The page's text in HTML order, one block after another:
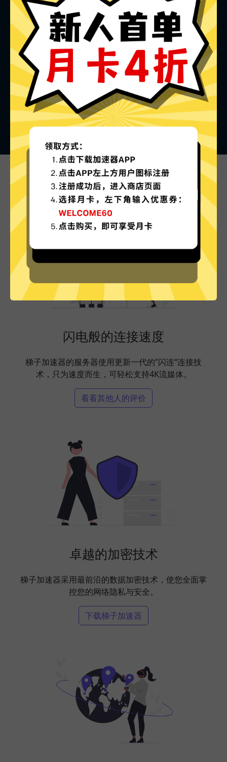
梯子加速器的特色
闪电般的连接速度
梯子加速器的服务器使用更新一代的”闪连“连接技
术，只为速度而生，可轻松支持4K流媒体。
看看其他人的评价
卓越的加密技术
梯子加速器采用最前沿的数据加密技术，使您全面掌
控您的网络隐私与安全。
下载梯子加速器